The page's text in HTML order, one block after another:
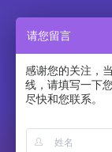
请您留言
感谢您的关注，
线，请填写一下
尽快和您联系。